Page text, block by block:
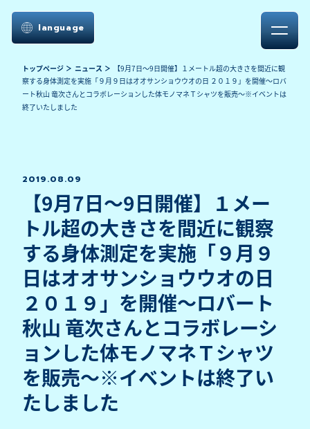
language
トップページ ニュース
【9月7日～9日開催】１メートル超の大きさを間近に観
察する身体測定を実施「９月９日はオオサンショウウオの日 ２０１９」を開催～ロバ
ート秋山 竜次さんとコラボレーションした体モノマネＴシャツを販売～※イベントは
終了いたしました
2019.08.09
【9月7日～9日開催】１メー
トル超の大きさを間近に観察
する身体測定を実施「９月９
日はオオサンショウウオの日
２０１９」を開催～ロバート
秋山 竜次さんとコラボレーシ
ョンした体モノマネＴシャツ
を販売～※イベントは終了い
たしました